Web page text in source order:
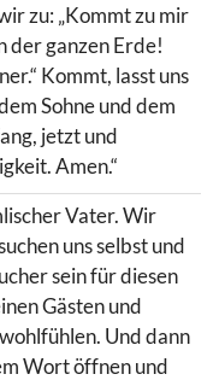
zu: „Kommt zu mir
der ganzen Erde!
Kommt, lasst uns
Sohne und dem
jetzt und
Amen.“
Vater. Wir
uns selbst und
sein für diesen
Gästen und
Und dann
Wort öffnen und